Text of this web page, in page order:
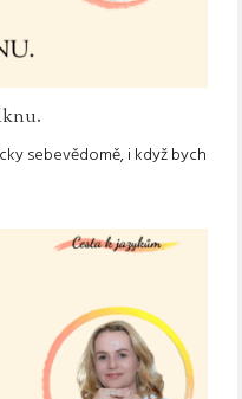
sebevědomě, i když bych